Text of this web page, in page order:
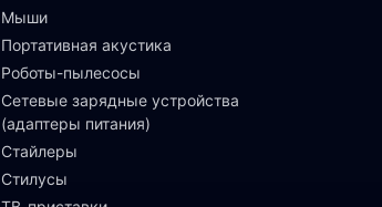
Мыши
Портативная акустика
Роботы-пылесосы
Сетевые зарядные устройства
(адаптеры питания)
Стайлеры
Стилусы